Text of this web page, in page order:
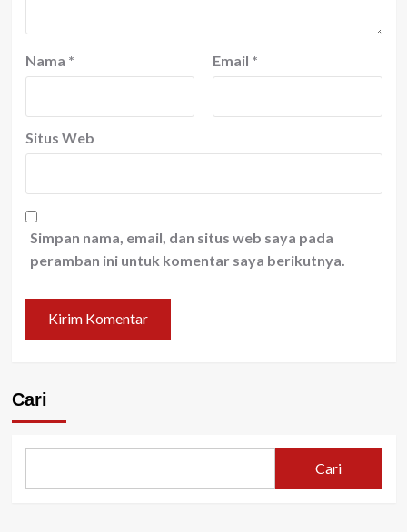
Nama * Email *
Situs Web
Simpan nama, email, dan situs web saya pada
peramban ini untuk komentar saya berikutnya.
Cari
Cari